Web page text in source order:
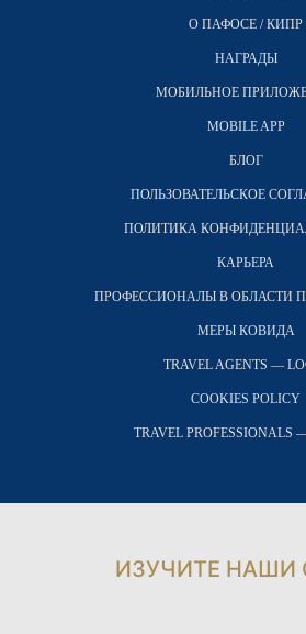
О ПАФОСЕ / КИПР
НАГРАДЫ
МОБИЛЬНОЕ
MOBILE APP
БЛОГ
ПОЛЬЗОВАТЕЛЬСКОЕ
ПОЛИТИКА
КАРЬЕРА
ПРОФЕССИОНАЛЫ В ОБЛАСТИ
МЕРЫ КОВИДА
TRAVEL AGENTS —
COOKIES POLICY
TRAVEL PROFESSIONALS
ИЗУЧИТЕ НАШИ